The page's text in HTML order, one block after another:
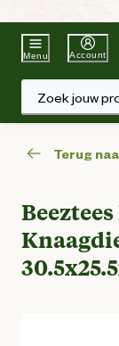
Menu Account
Zoek jouw
Terug